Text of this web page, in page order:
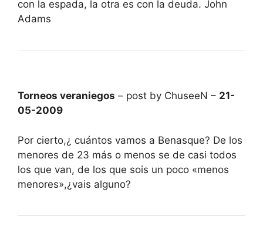
con la espada, la otra es con la deuda. John
Adams
Torneos veraniegos – post by ChuseeN – 21-
05-2009
Por cierto,¿ cuántos vamos a Benasque? De los
menores de 23 más o menos se de casi todos
los que van, de los que sois un poco «menos
menores»,¿vais alguno?